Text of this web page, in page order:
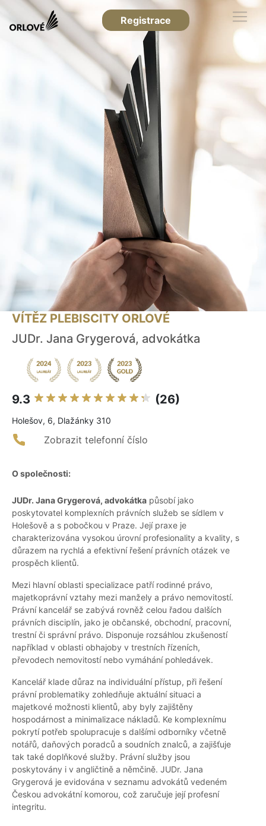
Registrace
VÍTĚZ PLEBISCITY ORLOVÉ
JUDr. Jana Grygerová, advokátka
9.3 (26)
Holešov, 6, Dlažánky 310
Zobrazit telefonní číslo
O společnosti:
JUDr. Jana Grygerová, advokátka působí jako
poskytovatel komplexních právních služeb se sídlem v
Holešově a s pobočkou v Praze. Její praxe je
charakterizována vysokou úrovní profesionality a kvality, s
důrazem na rychlá a efektivní řešení právních otázek ve
prospěch klientů.
Mezi hlavní oblasti specializace patří rodinné právo,
majetkoprávní vztahy mezi manžely a právo nemovitostí.
Právní kancelář se zabývá rovněž celou řadou dalších
právních disciplín, jako je občanské, obchodní, pracovní,
trestní či správní právo. Disponuje rozsáhlou zkušeností
například v oblasti obhajoby v trestních řízeních,
převodech nemovitostí nebo vymáhání pohledávek.
Kancelář klade důraz na individuální přístup, při řešení
právní problematiky zohledňuje aktuální situaci a
majetkové možnosti klientů, aby byly zajištěny
hospodárnost a minimalizace nákladů. Ke komplexnímu
pokrytí potřeb spolupracuje s dalšími odborníky včetně
notářů, daňových poradců a soudních znalců, a zajišťuje
tak také doplňkové služby. Právní služby jsou
poskytovány i v angličtině a němčině. JUDr. Jana
Grygerová je evidována v seznamu advokátů vedeném
Českou advokátní komorou, což zaručuje její profesní
integritu.